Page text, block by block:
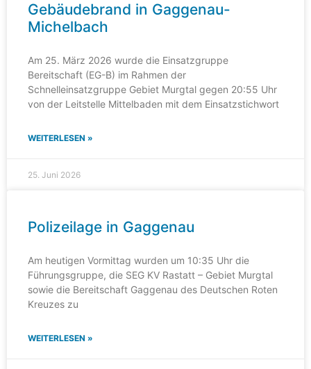
Gebäudebrand in Gaggenau-
Michelbach
Am 25. März 2026 wurde die Einsatzgruppe
Bereitschaft (EG-B) im Rahmen der
Schnelleinsatzgruppe Gebiet Murgtal gegen 20:55 Uhr
von der Leitstelle Mittelbaden mit dem Einsatzstichwort
WEITERLESEN »
25. Juni 2026
Polizeilage in Gaggenau
Am heutigen Vormittag wurden um 10:35 Uhr die
Führungsgruppe, die SEG KV Rastatt – Gebiet Murgtal
sowie die Bereitschaft Gaggenau des Deutschen Roten
Kreuzes zu
WEITERLESEN »